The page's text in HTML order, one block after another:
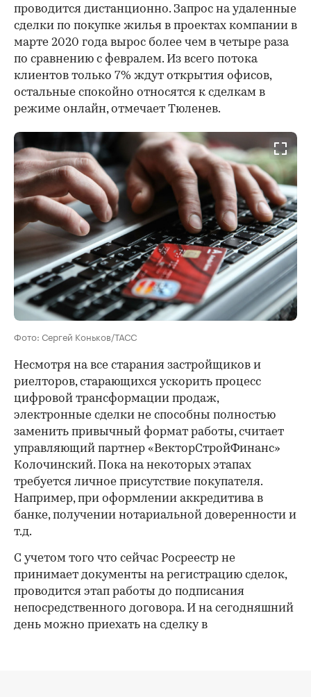
проводится дистанционно. Запрос на удаленные
сделки по покупке жилья в проектах компании в
марте 2020 года вырос более чем в четыре раза
по сравнению с февралем. Из всего потока
клиентов только 7% ждут открытия офисов,
остальные спокойно относятся к сделкам в
режиме онлайн, отмечает Тюленев.
Фото: Сергей Коньков/ТАСС
Несмотря на все старания застройщиков и
риелторов, старающихся ускорить процесс
цифровой трансформации продаж,
электронные сделки не способны полностью
заменить привычный формат работы, считает
управляющий партнер «ВекторСтройФинанс»
Колочинский. Пока на некоторых этапах
требуется личное присутствие покупателя.
Например, при оформлении аккредитива в
банке, получении нотариальной доверенности и
т.д.
С учетом того что сейчас Росреестр не
принимает документы на регистрацию сделок,
проводится этап работы до подписания
непосредственного договора. И на сегодняшний
день можно приехать на сделку в